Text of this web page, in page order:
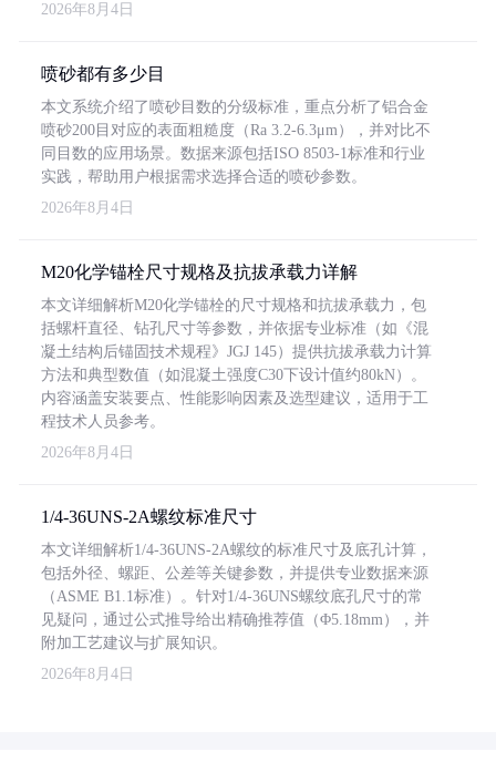
2026年8月4日
喷砂都有多少目
本文系统介绍了喷砂目数的分级标准，重点分析了铝合金
喷砂200目对应的表面粗糙度（Ra 3.2-6.3μm），并对比不
同目数的应用场景。数据来源包括ISO 8503-1标准和行业
实践，帮助用户根据需求选择合适的喷砂参数。
2026年8月4日
M20化学锚栓尺寸规格及抗拔承载力详解
本文详细解析M20化学锚栓的尺寸规格和抗拔承载力，包
括螺杆直径、钻孔尺寸等参数，并依据专业标准（如《混
凝土结构后锚固技术规程》JGJ 145）提供抗拔承载力计算
方法和典型数值（如混凝土强度C30下设计值约80kN）。
内容涵盖安装要点、性能影响因素及选型建议，适用于工
程技术人员参考。
2026年8月4日
1/4-36UNS-2A螺纹标准尺寸
本文详细解析1/4-36UNS-2A螺纹的标准尺寸及底孔计算，
包括外径、螺距、公差等关键参数，并提供专业数据来源
（ASME B1.1标准）。针对1/4-36UNS螺纹底孔尺寸的常
见疑问，通过公式推导给出精确推荐值（Φ5.18mm），并
附加工艺建议与扩展知识。
2026年8月4日